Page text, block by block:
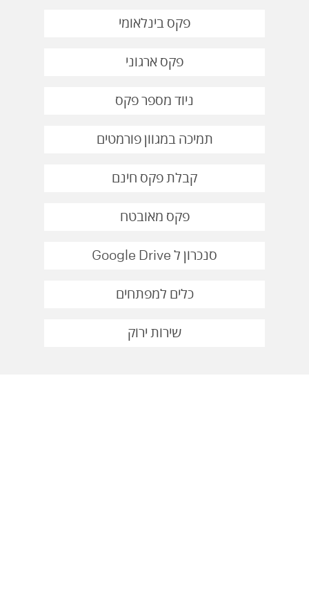
פקס בינלאומי
פקס ארגוני
ניוד מספר פקס
תמיכה במגוון פורמטים
קבלת פקס חינם
פקס מאובטח
סנכרון ל Google Drive
כלים למפתחים
שירות ירוק